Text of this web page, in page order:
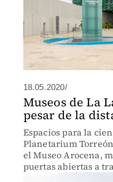
18.05.2020/
Museos de La
pesar de la
Espacios para la
Planetarium
el Museo Arocena,
puertas abiertas a